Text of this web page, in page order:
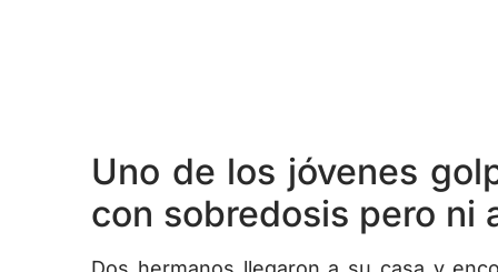
Uno de los jóvenes
con sobredosis pero ni